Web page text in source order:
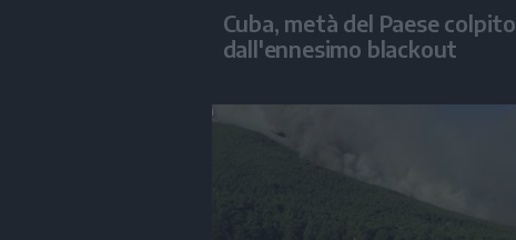
Cuba, metà del Paese colpito
dall'ennesimo blackout